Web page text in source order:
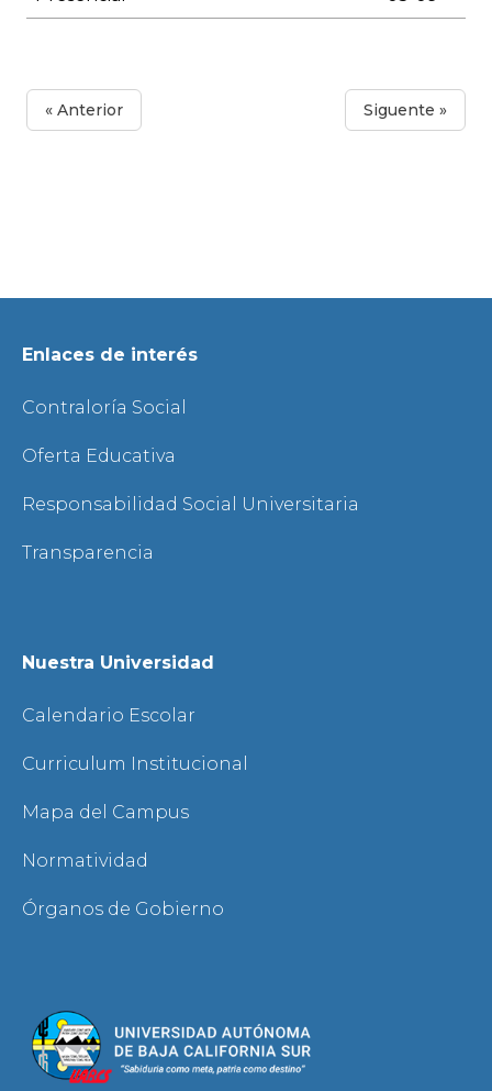
« Anterior Siguente »
Enlaces de interés
Contraloría Social
Oferta Educativa
Responsabilidad Social Universitaria
Transparencia
Nuestra Universidad
Calendario Escolar
Curriculum Institucional
Mapa del Campus
Normatividad
Órganos de Gobierno